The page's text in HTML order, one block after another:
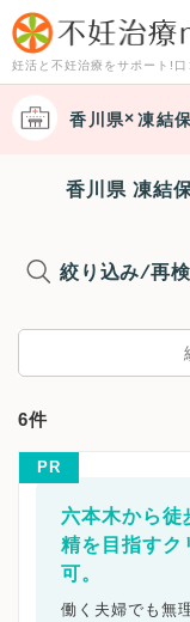
妊活と不妊治療をサポート!口
香川県 凍結
香川県 凍結
絞り込み/再
6件
PR
六本木から徒
精を目指すク
可。
働く夫婦でも無